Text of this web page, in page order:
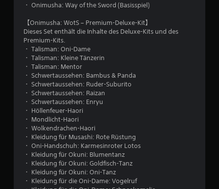
・ Onimusha: Way of the Sword (Basisspiel)
【Onimusha: WotS – Premium-Deluxe-Kit】
Dieses Set enthält die Inhalte des Deluxe-Kits und des
Premium-Kits.
・ Talisman: Oni-Dame
・ Talisman: Kleine Tänzerin
・ Talisman: Mentor
・ Schwertaussehen: Bambus & Panda
・ Schwertaussehen: Ruder-Suburito
・ Schwertaussehen: Raizan
・ Schwertaussehen: Enryu
・ Höllenfeuer-Haori
・ Mondlicht-Haori
・ Wolkendrachen-Haori
・ Kleidung für Musashi: Rote Rüstung
・ Oni-Handschuh: Karmesinroter Lotos
・ Kleidung für Okuni: Blumentanz
・ Kleidung für Okuni: Goldfisch-Tanz
・ Kleidung für Okuni: Oni-Tanz
・ Kleidung für die Oni-Dame: Vogelruf